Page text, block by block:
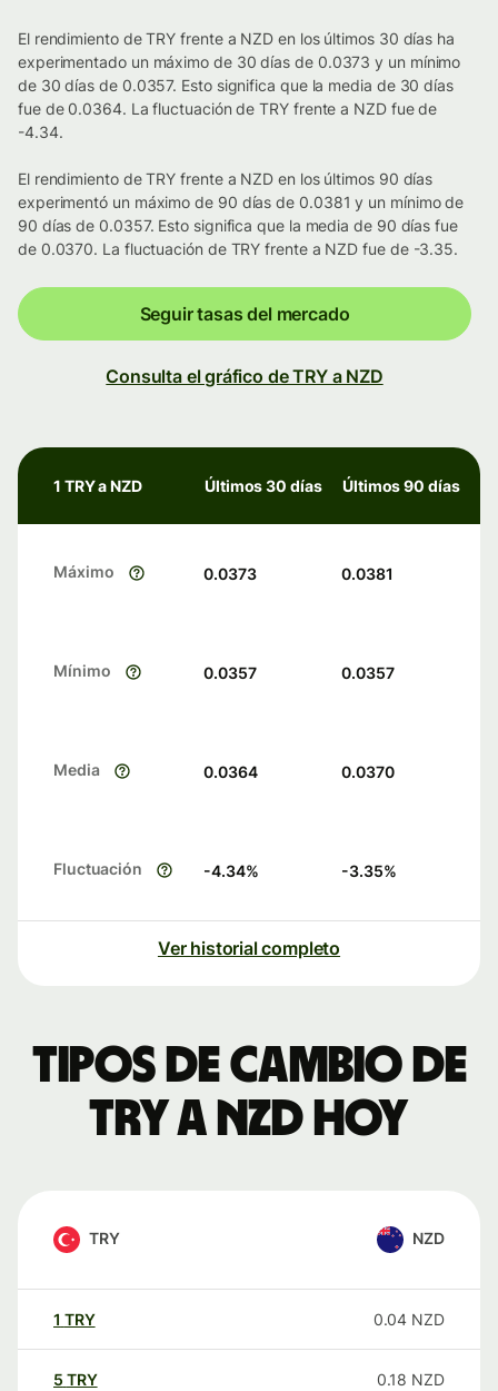
El rendimiento de TRY frente a NZD en los últimos 30 días ha
experimentado un máximo de 30 días de 0.0373 y un mínimo
de 30 días de 0.0357. Esto significa que la media de 30 días
fue de 0.0364. La fluctuación de TRY frente a NZD fue de
-4.34.
El rendimiento de TRY frente a NZD en los últimos 90 días
experimentó un máximo de 90 días de 0.0381 y un mínimo de
90 días de 0.0357. Esto significa que la media de 90 días fue
de 0.0370. La fluctuación de TRY frente a NZD fue de -3.35.
Seguir tasas del mercado
Consulta el gráfico de TRY a NZD
1 TRY a NZD Últimos 30 días Últimos 90 días
Máximo 0.0373 0.0381
Mínimo 0.0357 0.0357
Media 0.0364 0.0370
Fluctuación -4.34% -3.35%
Ver historial completo
Tipos de cambio de
TRY a NZD hoy
TRY NZD
1 TRY 0.04 NZD
5 TRY 0.18 NZD